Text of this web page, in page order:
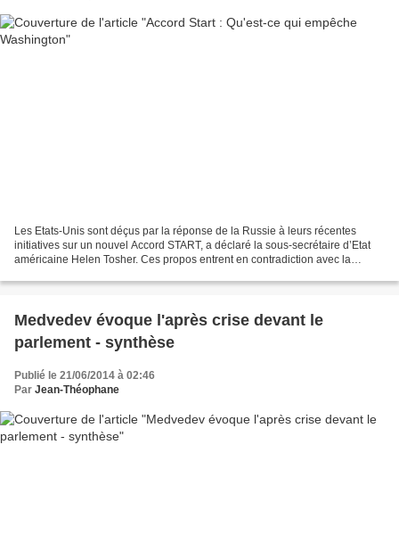
Les Etats-Unis sont déçus par la réponse de la Russie à leurs récentes
initiatives sur un nouvel Accord START, a déclaré la sous-secrétaire d’Etat
américaine Helen Tosher. Ces propos entrent en contradiction avec la
Medvedev évoque l'après crise devant le
parlement - synthèse
Publié le 21/06/2014 à 02:46
Par Jean-Théophane